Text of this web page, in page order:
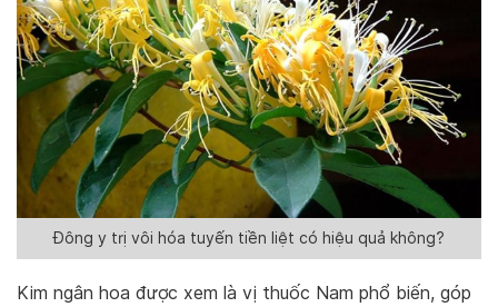
Đông y trị vôi hóa tuyến tiền liệt có hiệu quả không?
Kim ngân hoa được xem là vị thuốc Nam phổ biến, góp